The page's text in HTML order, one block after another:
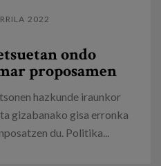
2022
ondo
proposamen
hazkunde iraunkor
gizabanako gisa erronka
du. Politika...